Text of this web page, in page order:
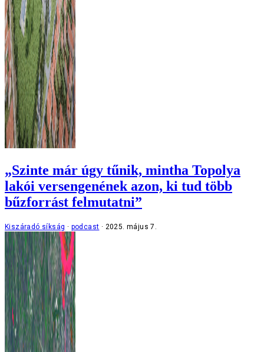
„Szinte már úgy tűnik, mintha Topolya
lakói versengenének azon, ki tud több
bűzforrást felmutatni”
Kiszáradó síkság podcast 2025. május 7.